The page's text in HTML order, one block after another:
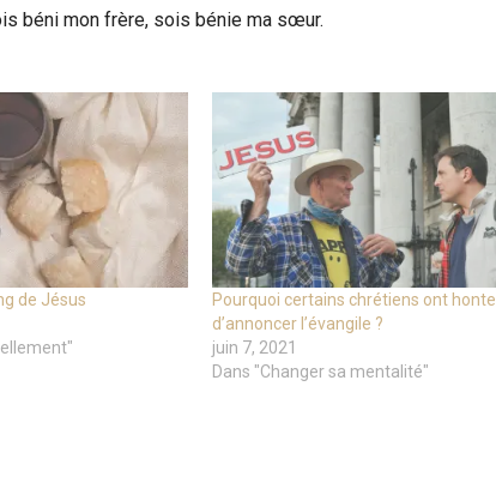
béni mon frère, sois bénie ma sœur.
de Jésus
Pourquoi certains chrétiens ont honte
d’annoncer l’évangile ?
juin 7, 2021
Dans "Changer sa mentalité"